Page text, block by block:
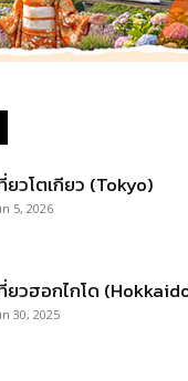
ยวโตเกียว (Tokyo)
5, 2026
ยวฮอกไกโด
30, 2025